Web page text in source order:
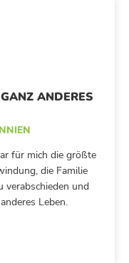
ANDERES
für mich die größte
die Familie
verabschieden und
Leben.